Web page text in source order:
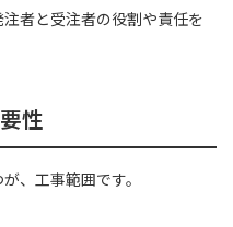
者と受注者の役割や責任を
性
、工事範囲です。